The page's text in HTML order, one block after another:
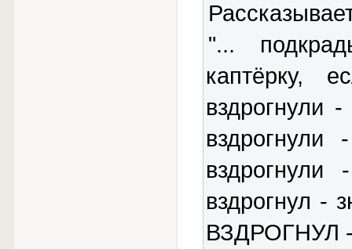
"...
вздрогнули
вздрогнул -
ВЗДРОГНУЛ -